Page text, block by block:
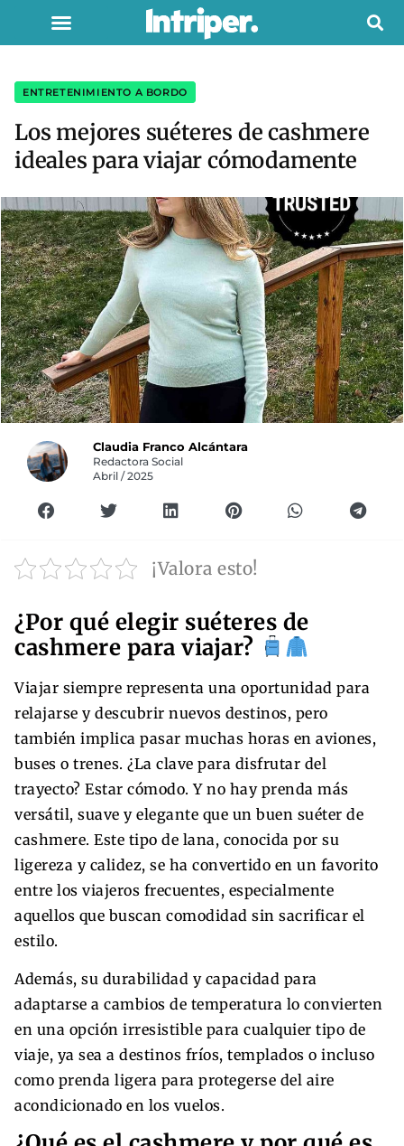
ENTRETENIMIENTO A BORDO
Los mejores suéteres de cashmere
ideales para viajar cómodamente
Claudia Franco Alcántara
Redactora Social
Abril / 2025
¡Valora esto!
¿Por qué elegir suéteres de
cashmere para viajar?
Viajar siempre representa una oportunidad para
relajarse y descubrir nuevos destinos, pero
también implica pasar muchas horas en aviones,
buses o trenes. ¿La clave para disfrutar del
trayecto? Estar cómodo. Y no hay prenda más
versátil, suave y elegante que un buen suéter de
cashmere. Este tipo de lana, conocida por su
ligereza y calidez, se ha convertido en un favorito
entre los viajeros frecuentes, especialmente
aquellos que buscan comodidad sin sacrificar el
estilo.
Además, su durabilidad y capacidad para
adaptarse a cambios de temperatura lo convierten
en una opción irresistible para cualquier tipo de
viaje, ya sea a destinos fríos, templados o incluso
como prenda ligera para protegerse del aire
acondicionado en los vuelos.